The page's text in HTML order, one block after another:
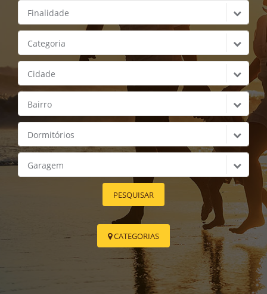
Finalidade
Categoria
Cidade
Bairro
Dormitórios
Garagem
PESQUISAR
CATEGORIAS